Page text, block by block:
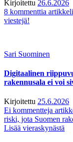
Kirjoitettu 26.6.2026
8 kommenttia
viestejä!
Sari Suominen
Digitaalinen
rakennusala ei voi
Kirjoitettu 25.6.2026
Ei kommentteja
riski, jota Suomen
Lisää vieraskynästä